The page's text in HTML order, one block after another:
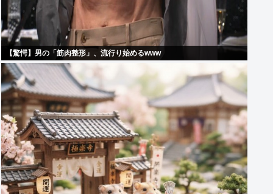
【驚愕】男の「筋肉整形」、流行り始めるwww